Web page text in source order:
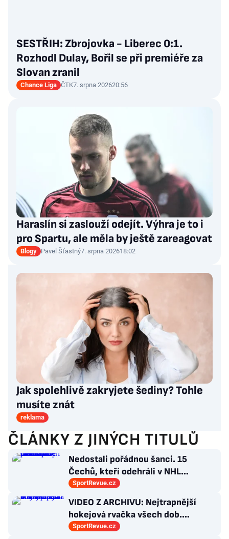
SESTŘIH: Zbrojovka - Liberec 0:1.
Rozhodl Dulay, Bořil se při premiéře za
Slovan zranil
Chance Liga ČTK7. srpna 202620:56
Haraslín si zaslouží odejít. Výhra je to i
pro Spartu, ale měla by ještě zareagovat
Blogy Pavel Šťastný7. srpna 202618:02
Jak spolehlivě zakryjete šediny? Tohle
musíte znát
reklama
ČLÁNKY Z JINÝCH TITULŮ
Nedostali pořádnou šanci. 15
Čechů, kteří odehráli v NHL
maximálně dva zápasy
SportRevue.cz
VIDEO Z ARCHIVU: Nejtrapnější
hokejová rvačka všech dob.
Nepadla v ní ani rána
SportRevue.cz